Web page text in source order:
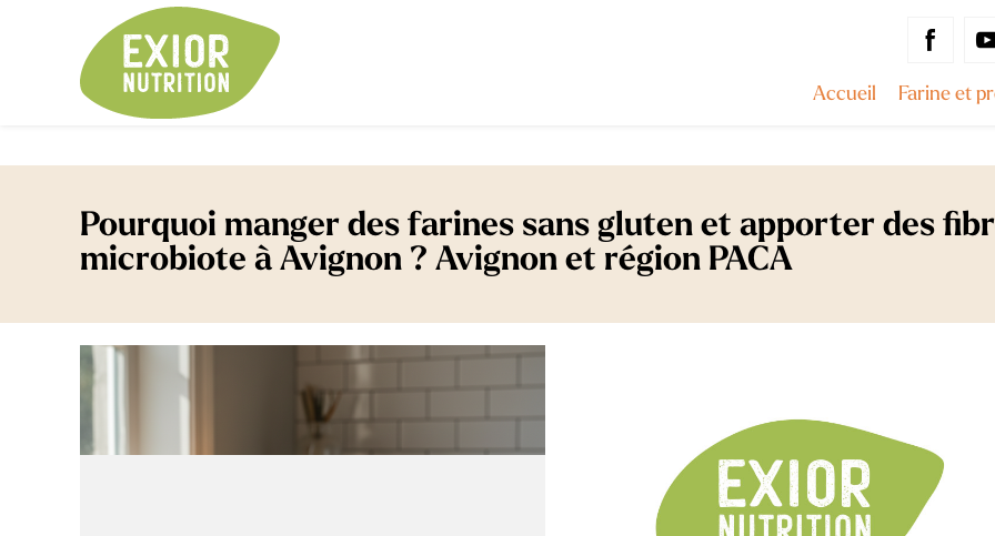
Accueil Farine et
Pourquoi manger des farines sans gluten et apporter des
microbiote à Avignon ? Avignon et région PACA